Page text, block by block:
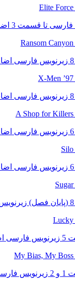
تا قسمت 3 اضافه شد
شد